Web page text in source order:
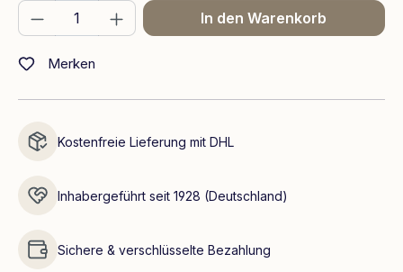
Produkt Anzahl: Gib den gewünschten
In den Warenkorb
Merken
Kostenfreie Lieferung mit DHL
Inhabergeführt seit 1928 (Deutschland)
Sichere & verschlüsselte Bezahlung